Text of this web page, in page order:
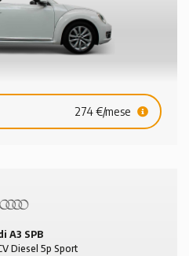
274 €/mese
A3 SPB
Diesel 5p Sport